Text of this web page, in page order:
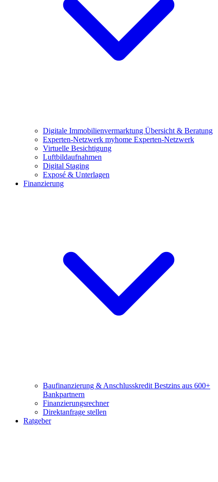
Digitale Immobilienvermarktung Übersicht & Beratung
Experten-Netzwerk myhome Experten-Netzwerk
Virtuelle Besichtigung
Luftbildaufnahmen
Digital Staging
Exposé & Unterlagen
Finanzierung
Baufinanzierung & Anschlusskredit Bestzins aus 600+
Bankpartnern
Finanzierungsrechner
Direktanfrage stellen
Ratgeber